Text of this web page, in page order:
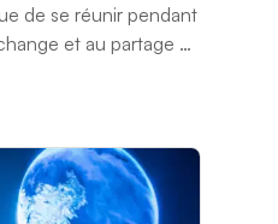
de se réunir pendant
et au partage de